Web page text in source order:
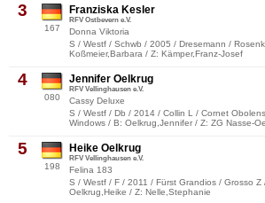
3
167
Franziska Kesler
RFV Ostbevern e.V.
Donna Viktoria
S / Westf / Schwb / 2005 / Dresemann /
Koßmeier,Barbara / Z: Kämper,Franz-Josef
4
080
Jennifer Oelkrug
RFV Vellinghausen e.V.
Cassy Deluxe
S / Westf / Db / 2014 / Collin L / Cornet
Windows / B: Oelkrug,Jennifer / Z: ZG Nasse-
5
198
Heike Oelkrug
RFV Vellinghausen e.V.
Felina 183
S / Westf / F / 2011 / Fürst Grandios / Grosso Z
Oelkrug,Heike / Z: Nelle,Stephanie